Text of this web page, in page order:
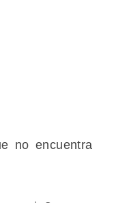
no encuentra